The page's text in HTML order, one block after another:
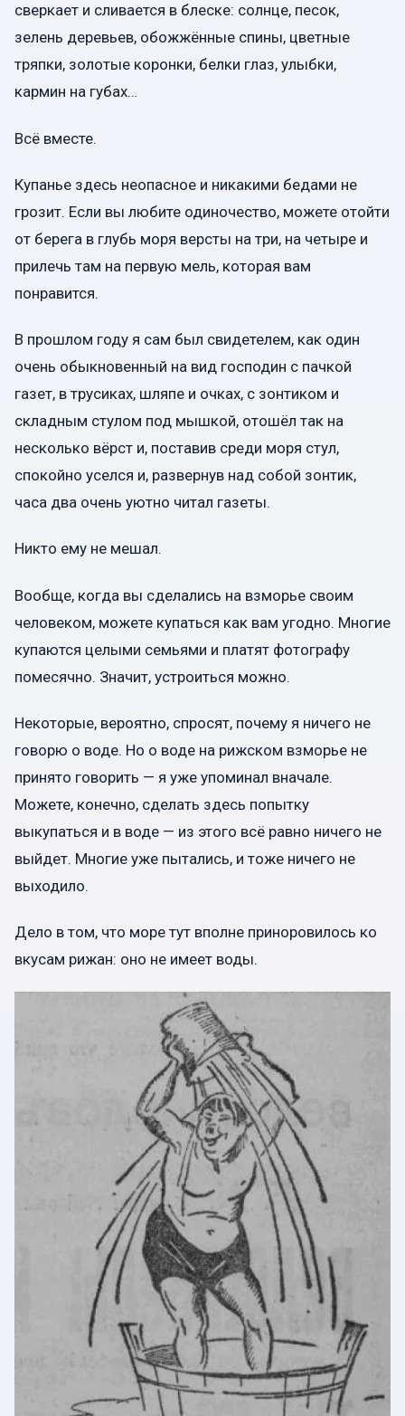
сверкает и сливается в блеске: солнце, песок,
зелень деревьев, обожжённые спины, цветные
тряпки, золотые коронки, белки глаз, улыбки,
кармин на губах…
Всё вместе.
Купанье здесь неопасное и никакими бедами не
грозит. Если вы любите одиночество, можете отойти
от берега в глубь моря версты на три, на четыре и
прилечь там на первую мель, которая вам
понравится.
В прошлом году я сам был свидетелем, как один
очень обыкновенный на вид господин с пачкой
газет, в трусиках, шляпе и очках, с зонтиком и
складным стулом под мышкой, отошёл так на
несколько вёрст и, поставив среди моря стул,
спокойно уселся и, развернув над собой зонтик,
часа два очень уютно читал газеты.
Никто ему не мешал.
Вообще, когда вы сделались на взморье своим
человеком, можете купаться как вам угодно. Многие
купаются целыми семьями и платят фотографу
помесячно. Значит, устроиться можно.
Некоторые, вероятно, спросят, почему я ничего не
говорю о воде. Но о воде на рижском взморье не
принято говорить — я уже упоминал вначале.
Можете, конечно, сделать здесь попытку
выкупаться и в воде — из этого всё равно ничего не
выйдет. Многие уже пытались, и тоже ничего не
выходило.
Дело в том, что море тут вполне приноровилось ко
вкусам рижан: оно не имеет воды.